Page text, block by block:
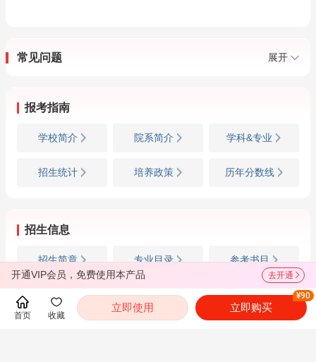
常见问题 展开
报考指南
学校简介 院系简介 学科&专业
招生统计 培养政策 历年分数线
招生信息
招生简章 专业目录 参考书目
复试信息 调剂信息 成绩查询
开通VIP会员，免费使用本产品 去开通
首页 收藏
立即使用 立即购买
¥90